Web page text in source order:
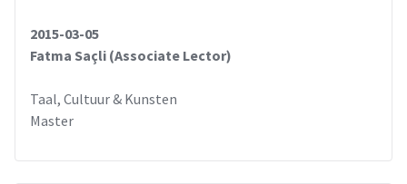
2015-03-05
Fatma Saçli (Associate Lector)
Taal, Cultuur & Kunsten
Master